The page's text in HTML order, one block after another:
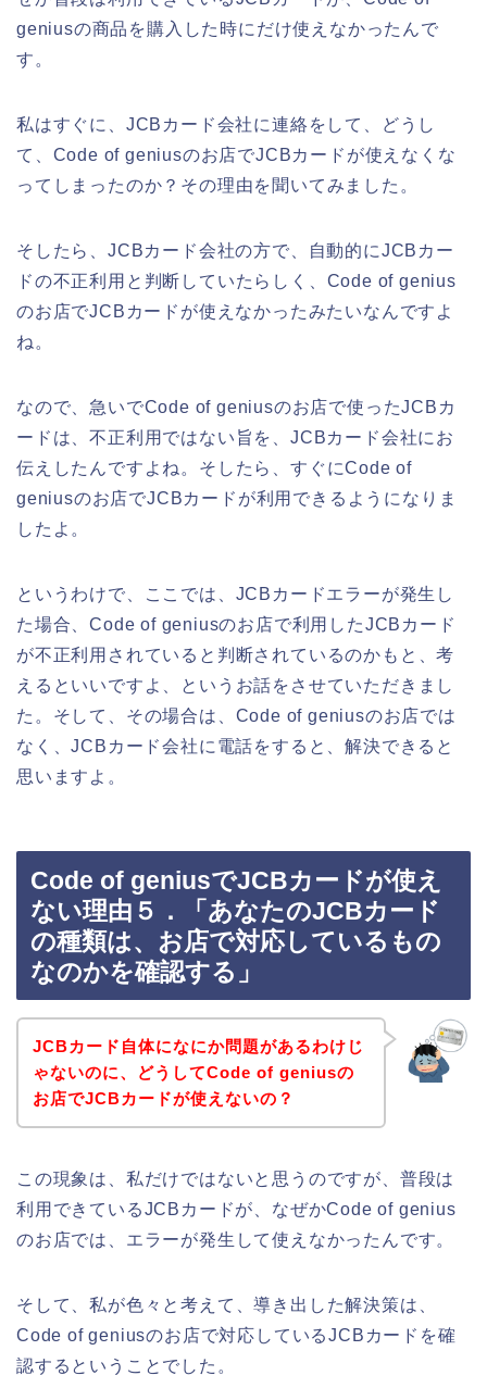
geniusの商品を購入した時にだけ使えなかったんで
す。
私はすぐに、JCBカード会社に連絡をして、どうし
て、Code of geniusのお店でJCBカードが使えなくな
ってしまったのか？その理由を聞いてみました。
そしたら、JCBカード会社の方で、自動的にJCBカー
ドの不正利用と判断していたらしく、Code of genius
のお店でJCBカードが使えなかったみたいなんですよ
ね。
なので、急いでCode of geniusのお店で使ったJCBカ
ードは、不正利用ではない旨を、JCBカード会社にお
伝えしたんですよね。そしたら、すぐにCode of
geniusのお店でJCBカードが利用できるようになりま
したよ。
というわけで、ここでは、JCBカードエラーが発生し
た場合、Code of geniusのお店で利用したJCBカード
が不正利用されていると判断されているのかもと、考
えるといいですよ、というお話をさせていただきまし
た。そして、その場合は、Code of geniusのお店では
なく、JCBカード会社に電話をすると、解決できると
思いますよ。
Code of geniusでJCBカードが使え
ない理由５．「あなたのJCBカード
の種類は、お店で対応しているもの
なのかを確認する」
JCBカード自体になにか問題があるわけじ
ゃないのに、どうしてCode of geniusの
お店でJCBカードが使えないの？
この現象は、私だけではないと思うのですが、普段は
利用できているJCBカードが、なぜかCode of genius
のお店では、エラーが発生して使えなかったんです。
そして、私が色々と考えて、導き出した解決策は、
Code of geniusのお店で対応しているJCBカードを確
認するということでした。